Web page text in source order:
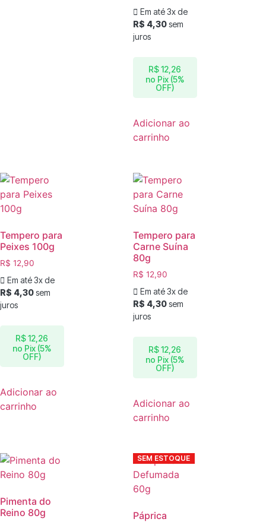
R$12,26
no Pix (5%
OFF)
Em até 3x de
R$ 4,30sem
juros
Adicionar ao
carrinho
Tempero para
Peixes 100g
R$ 12,90
R$12,26
no Pix (5%
OFF)
Em até 3x de
R$ 4,30sem
juros
Adicionar ao
carrinho
Tempero para
Carne Suína
80g
R$ 12,90
R$12,26
no Pix (5%
OFF)
Em até 3x de
R$ 4,30sem
juros
Adicionar ao
carrinho
Pimenta do
Reino 80g
SEM ESTOQUE
Páprica